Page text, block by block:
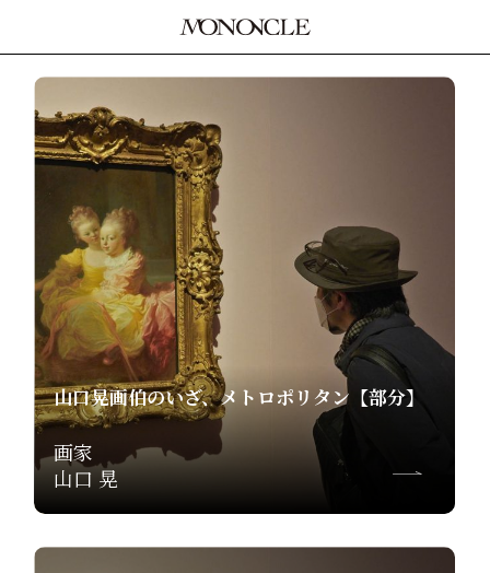
山口晃画伯のいざ、メトロポリタン【部分】
画家
山口 晃